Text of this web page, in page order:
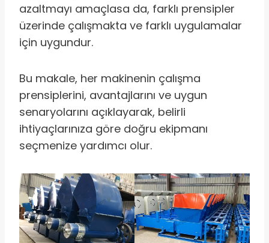
azaltmayı amaçlasa da, farklı prensipler
üzerinde çalışmakta ve farklı uygulamalar
için uygundur.
Bu makale, her makinenin çalışma
prensiplerini, avantajlarını ve uygun
senaryolarını açıklayarak, belirli
ihtiyaçlarınıza göre doğru ekipmanı
seçmenize yardımcı olur.